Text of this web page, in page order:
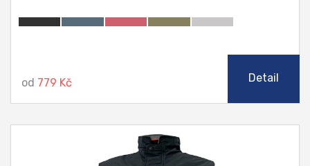
od 779 Kč Detail